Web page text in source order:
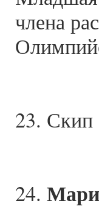
члена
23. Скип
24.